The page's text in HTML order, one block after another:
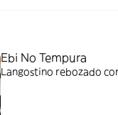
Ebi No Tempura
Langostino rebozado